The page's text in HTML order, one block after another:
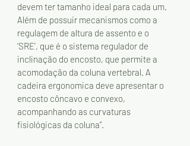
devem ter tamanho ideal para cada um.
Além de possuir mecanismos como a
regulagem de altura de assento e o
‘SRE’, que é o sistema regulador de
inclinação do encosto, que permite a
acomodação da coluna vertebral. A
cadeira ergonomica deve apresentar o
encosto côncavo e convexo,
acompanhando as curvaturas
fisiológicas da coluna”.